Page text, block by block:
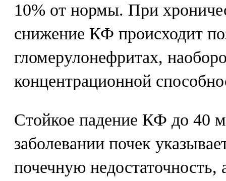
10% от нормы. При
снижение КФ происходит
гломерулонефритах,
концентрационной
Стойкое падение КФ до 40
заболевании почек
почечную недостаточность,